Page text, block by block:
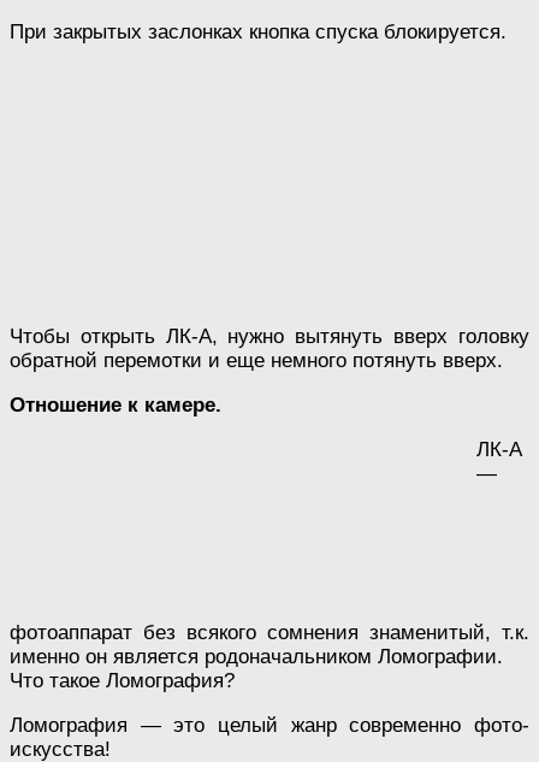
При закрытых заслонках кнопка спуска блокируется.
Чтобы открыть ЛК-А, нужно вытянуть вверх головку
обратной перемотки и еще немного потянуть вверх.
Отношение к камере.
ЛК-А
—
фотоаппарат без всякого сомнения знаменитый, т.к.
именно он является родоначальником Ломографии.
Что такое Ломография?
Ломография — это целый жанр современно фото-
искусства!